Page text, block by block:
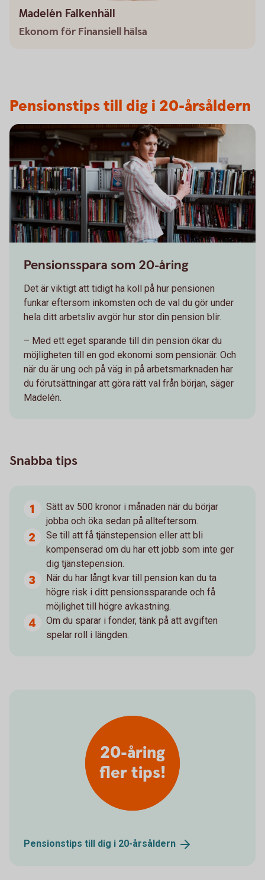
Madelén Falkenhäll
Ekonom för Finansiell hälsa
Pensionstips till dig i 20-årsåldern
Pensionsspara som 20-åring
Det är viktigt att tidigt ha koll på hur pensionen
funkar eftersom inkomsten och de val du gör under
hela ditt arbetsliv avgör hur stor din pension blir.
– Med ett eget sparande till din pension ökar du
möjligheten till en god ekonomi som pensionär. Och
när du är ung och på väg in på arbetsmarknaden har
du förutsättningar att göra rätt val från början, säger
Madelén.
Snabba tips
Sätt av 500 kronor i månaden när du börjar
jobba och öka sedan på allteftersom.
Se till att få tjänstepension eller att bli
kompenserad om du har ett jobb som inte ger
dig tjänstepension.
När du har långt kvar till pension kan du ta
högre risk i ditt pensionssparande och få
möjlighet till högre avkastning.
Om du sparar i fonder, tänk på att avgiften
spelar roll i längden.
20-åring
fler tips!
Pensionstips till dig i 20-årsåldern